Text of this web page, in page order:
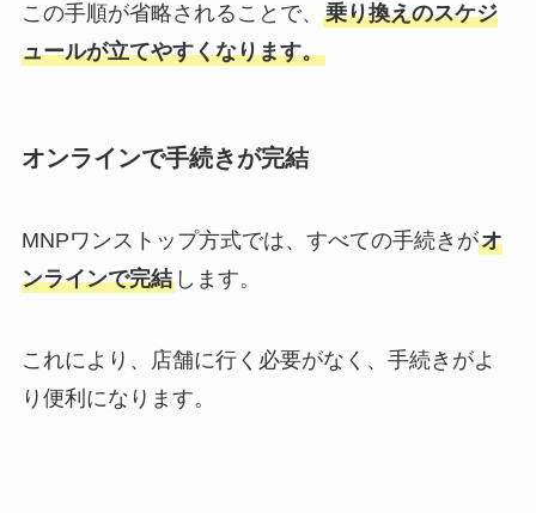
この手順が省略されることで、 乗り換えのスケジ
ュールが立てやすくなります。
オンラインで手続きが完結
MNPワンストップ方式では、すべての手続きがオ
ンラインで完結します。
これにより、店舗に行く必要がなく、手続きがよ
り便利になります。